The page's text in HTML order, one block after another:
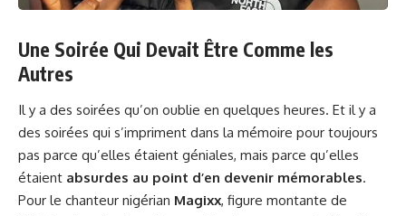
Une Soirée Qui Devait Être Comme les
Autres
Il y a des soirées qu’on oublie en quelques heures. Et il y a
des soirées qui s’impriment dans la mémoire pour toujours
pas parce qu’elles étaient géniales, mais parce qu’elles
étaient absurdes au point d’en devenir mémorables.
Pour le chanteur nigérian Magixx, figure montante de